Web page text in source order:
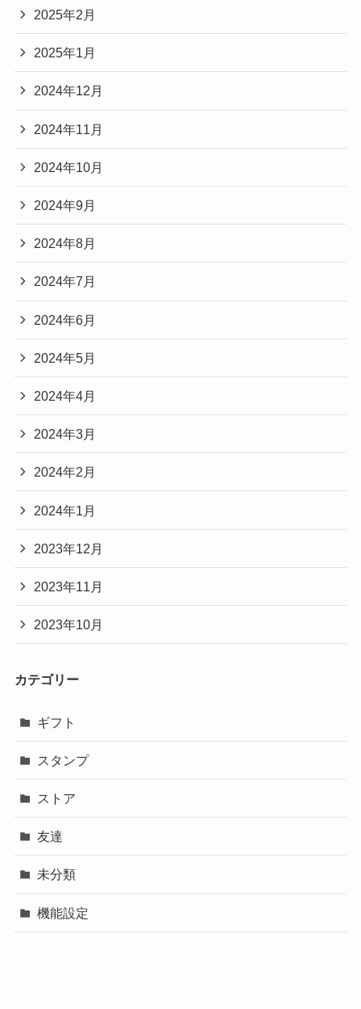
2025年2月
2025年1月
2024年12月
2024年11月
2024年10月
2024年9月
2024年8月
2024年7月
2024年6月
2024年5月
2024年4月
2024年3月
2024年2月
2024年1月
2023年12月
2023年11月
2023年10月
カテゴリー
ギフト
スタンプ
ストア
友達
未分類
機能設定